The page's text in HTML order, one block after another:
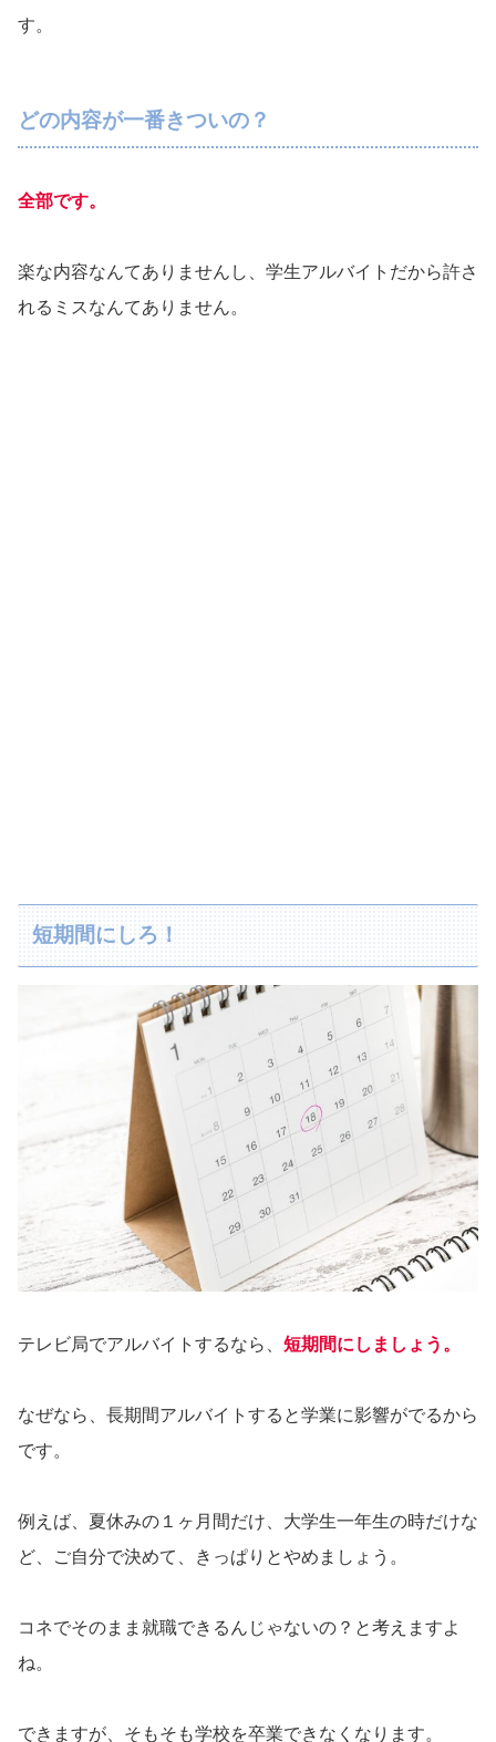
す。
どの内容が一番きついの？
全部です。
楽な内容なんてありませんし、学生アルバイトだから許さ
れるミスなんてありません。
短期間にしろ！
テレビ局でアルバイトするなら、 短期間にしましょう。
なぜなら、長期間アルバイトすると学業に影響がでるから
です。
例えば、夏休みの１ヶ月間だけ、大学生一年生の時だけな
ど、ご自分で決めて、きっぱりとやめましょう。
コネでそのまま就職できるんじゃないの？と考えますよ
ね。
できますが、そもそも学校を卒業できなくなります。